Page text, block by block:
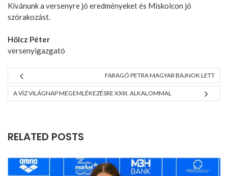
Kívánunk a versenyre jó eredményeket és Miskolcon jó
szórakozást.
Hölcz Péter
versenyigazgató
FARAGÓ PETRA MAGYAR BAJNOK LETT
A VÍZ VILÁGNAP MEGEMLÉKEZÉSRE XXIII. ALKALOMMAL
RELATED POSTS